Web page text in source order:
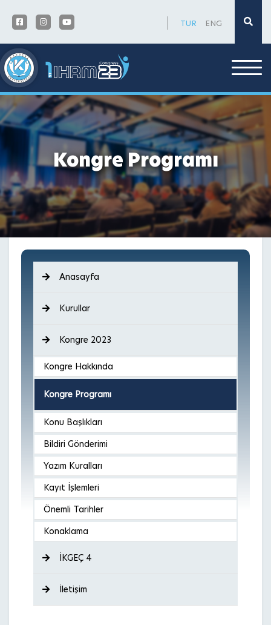
×
TUR ENG
Kongre Programı
Anasayfa
Kurullar
Kongre 2023
Kongre Hakkında
Kongre Programı
Konu Başlıkları
Bildiri Gönderimi
Yazım Kuralları
Kayıt İşlemleri
Önemli Tarihler
Konaklama
İKGEÇ 4
İletişim